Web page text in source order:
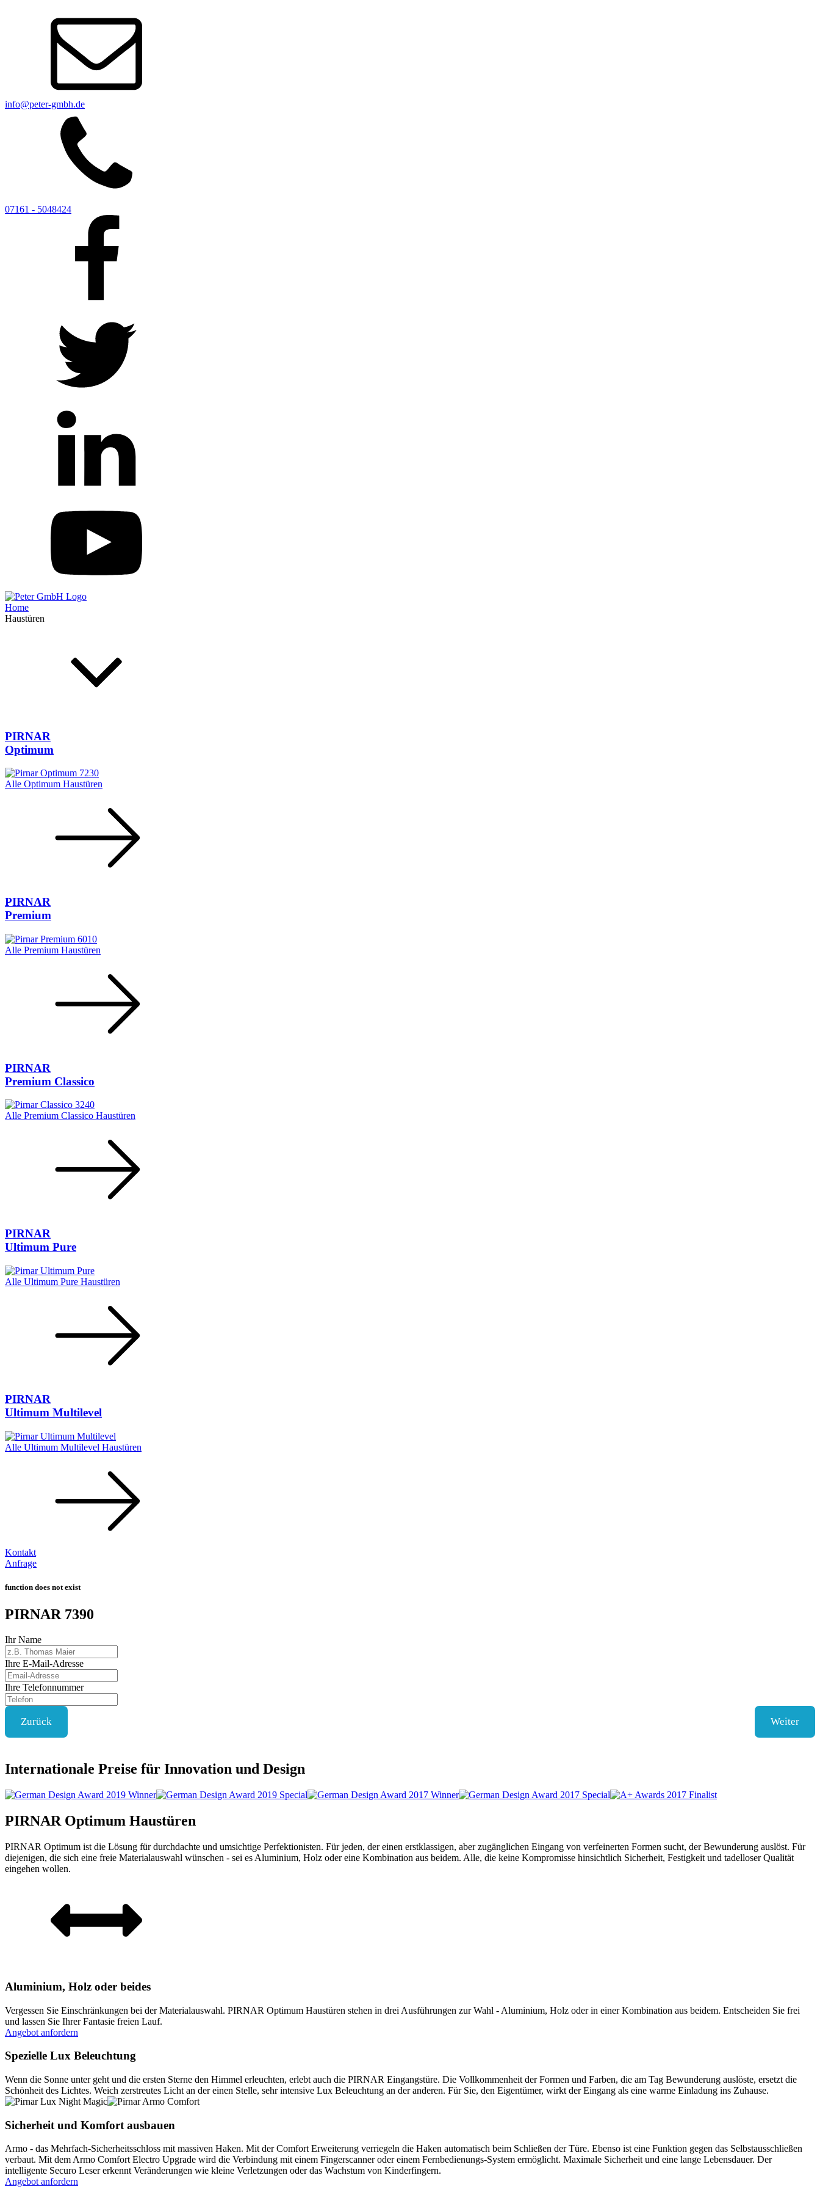
info@peter-gmbh.de
07161 - 5048424
Home
Haustüren
PIRNAR
Optimum
Alle Optimum Haustüren
PIRNAR
Premium
Alle Premium Haustüren
PIRNAR
Premium Classico
Alle Premium Classico Haustüren
PIRNAR
Ultimum Pure
Alle Ultimum Pure Haustüren
PIRNAR
Ultimum Multilevel
Alle Ultimum Multilevel Haustüren
Kontakt
Anfrage
function does not exist
PIRNAR 7390
Ihr Name
Ihre E-Mail-Adresse
Ihre Telefonnummer
Zurück Weiter
Internationale Preise für Innovation und Design
PIRNAR Optimum Haustüren
PIRNAR Optimum ist die Lösung für durchdachte und umsichtige Perfektionisten. Für jeden, der einen erstklassigen, aber zugänglichen Eingang von verfeinerten Formen sucht, der Bewunderung auslöst. Für
diejenigen, die sich eine freie Materialauswahl wünschen - sei es Aluminium, Holz oder eine Kombination aus beidem. Alle, die keine Kompromisse hinsichtlich Sicherheit, Festigkeit und tadelloser Qualität
eingehen wollen.
Aluminium, Holz oder beides
Vergessen Sie Einschränkungen bei der Materialauswahl. PIRNAR Optimum Haustüren stehen in drei Ausführungen zur Wahl - Aluminium, Holz oder in einer Kombination aus beidem. Entscheiden Sie frei
und lassen Sie Ihrer Fantasie freien Lauf.
Angebot anfordern
Spezielle Lux Beleuchtung
Wenn die Sonne unter geht und die ersten Sterne den Himmel erleuchten, erlebt auch die PIRNAR Eingangstüre. Die Vollkommenheit der Formen und Farben, die am Tag Bewunderung auslöste, ersetzt die
Schönheit des Lichtes. Weich zerstreutes Licht an der einen Stelle, sehr intensive Lux Beleuchtung an der anderen. Für Sie, den Eigentümer, wirkt der Eingang als eine warme Einladung ins Zuhause.
Sicherheit und Komfort ausbauen
Armo - das Mehrfach-Sicherheitsschloss mit massiven Haken. Mit der Comfort Erweiterung verriegeln die Haken automatisch beim Schließen der Türe. Ebenso ist eine Funktion gegen das Selbstausschließen
verbaut. Mit dem Armo Comfort Electro Upgrade wird die Verbindung mit einem Fingerscanner oder einem Fernbedienungs-System ermöglicht. Maximale Sicherheit und eine lange Lebensdauer. Der
intelligente Securo Leser erkennt Veränderungen wie kleine Verletzungen oder das Wachstum von Kinderfingern.
Angebot anfordern